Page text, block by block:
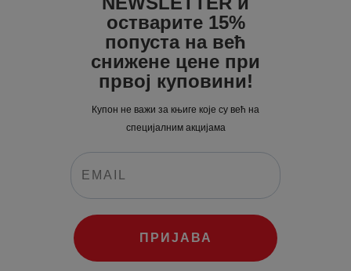
0
рсд.
рсд.
остварите 15%
попуста на већ
снижене цене при
првој куповини!
Купон не важи за књиге које су већ на
специјалним акцијама
ПРИЈАВА